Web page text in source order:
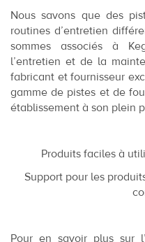
Nous savons que des
routines d’entretien
sommes associés à
l’entretien et de la
fabricant et fournisseur
gamme de pistes et de
établissement à son plein
Produits faciles à
Support pour les
Pour en savoir plus sur